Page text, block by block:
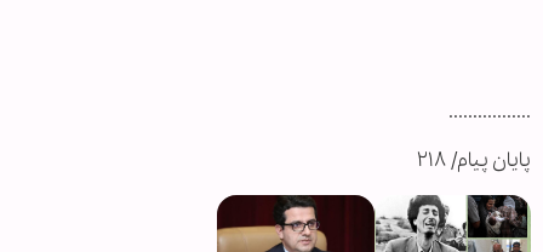
.................
پایان پیام/ ۲۱۸